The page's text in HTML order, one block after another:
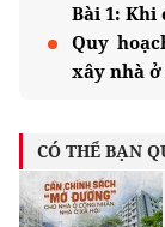
Bài 1: Khi
Quy
xây nhà
CÓ THỂ BẠN